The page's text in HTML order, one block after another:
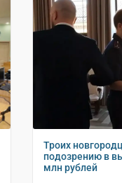
Троих
подозрению в
млн рублей